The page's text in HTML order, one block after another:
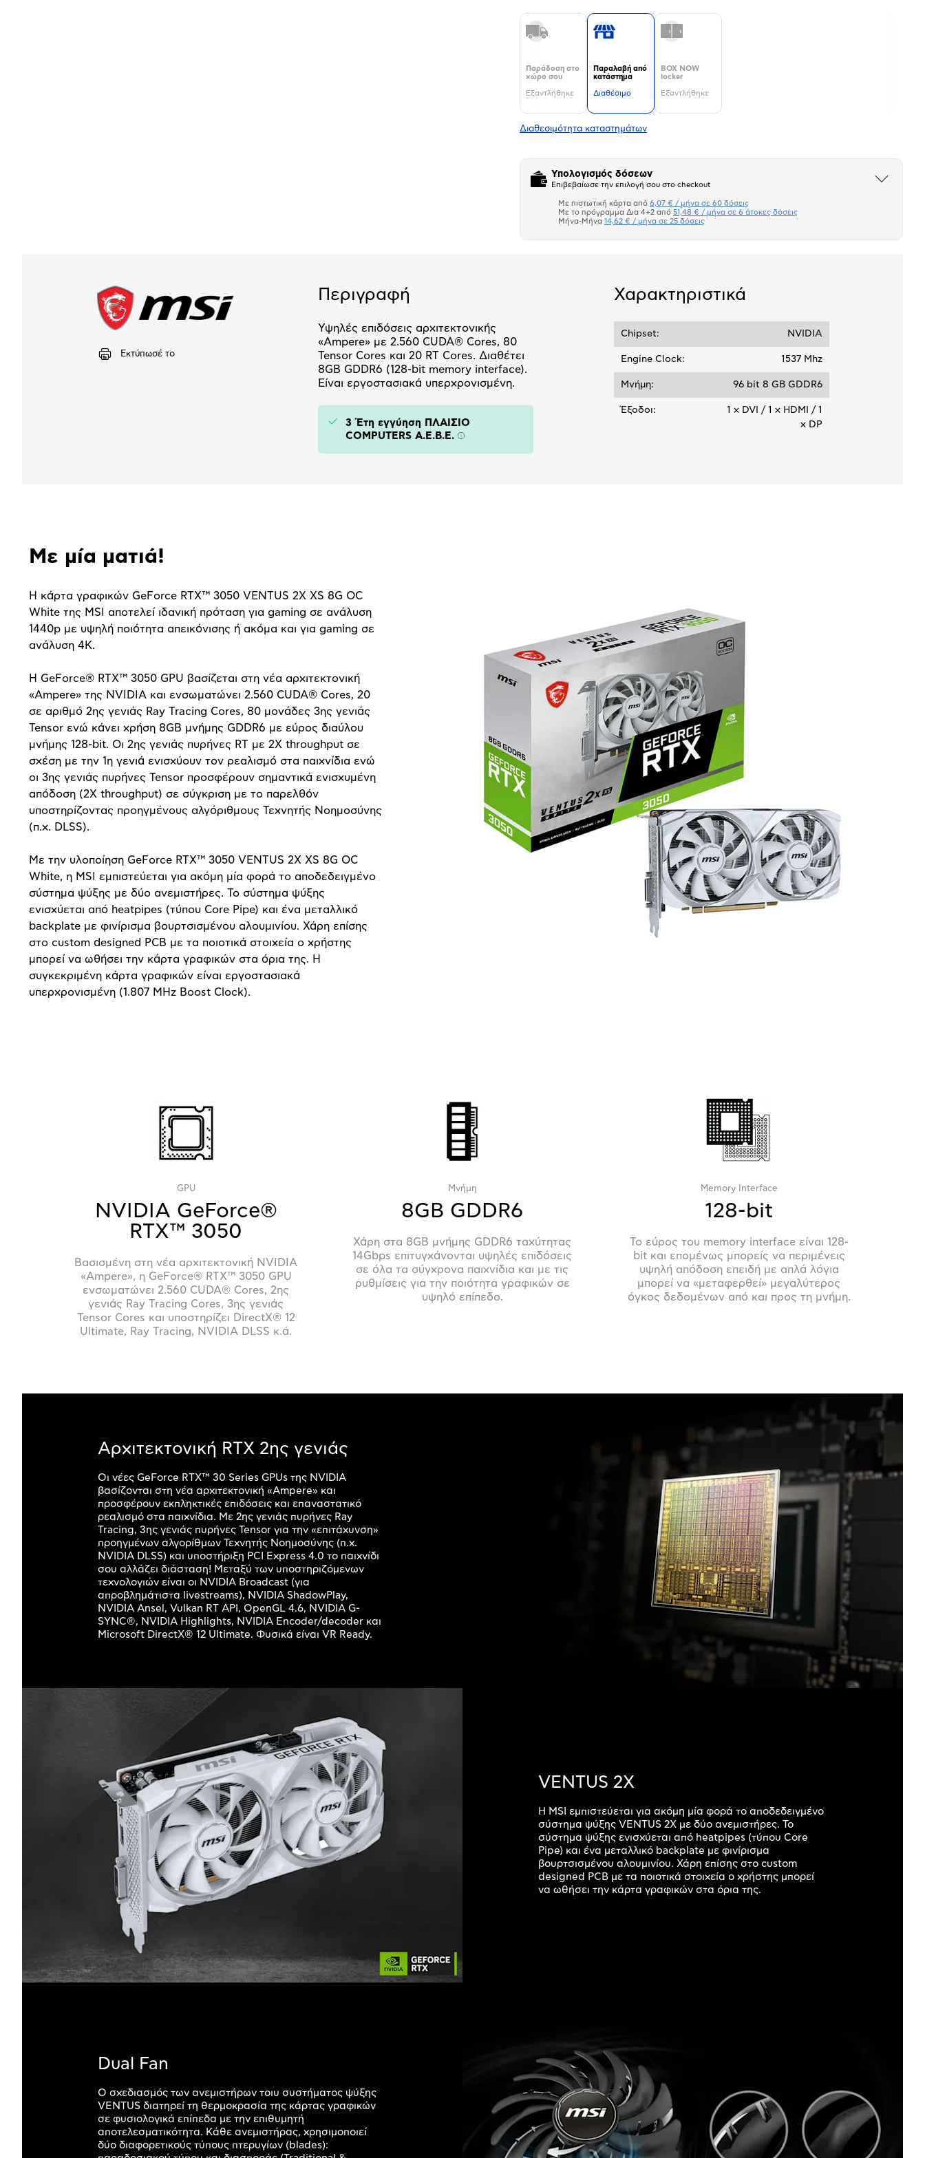
Παράδοση στο
χώρο σου
Εξαντλήθηκε
Παραλαβή από
κατάστημα
Διαθέσιμο
BOX NOW
locker
Εξαντλήθηκε
Διαθεσιμότητα καταστημάτων
Υπολογισμός δόσεων
Επιβεβαίωσε την επιλογή σου στο checkout
Άνοιξε
Πιστωτική κάρτα
Αριθμός δόσεων Ποσό/Μήνα
Με πιστωτική κάρτα από 6,07 € / μήνα σε 60 δόσεις
Με το πρόγραμμα Δια 4+2 από 51,48 € / μήνα σε 6 άτοκες δόσεις
Μήνα-Μήνα 14,62 € / μήνα σε 25 δόσεις
Εκτύπωσέ το
Περιγραφή
Υψηλές επιδόσεις αρχιτεκτονικής
«Ampere» με 2.560 CUDA® Cores, 80
Tensor Cores και 20 RT Cores. Διαθέτει
8GB GDDR6 (128-bit memory interface).
Είναι εργοστασιακά υπερχρονισμένη.
3 Έτη εγγύηση ΠΛΑΙΣΙΟ
COMPUTERS A.E.B.E. Πληροφορίες
Χαρακτηριστικά
Chipset: NVIDIA
Engine Clock: 1537 Mhz
Μνήμη: 96 bit 8 GB GDDR6
Έξοδοι:
1 x DVI / 1 x HDMI / 1
x DP
παρουσίαση
Με μία ματιά!
Η κάρτα γραφικών GeForce RTX™ 3050 VENTUS 2X XS 8G OC
White της MSI αποτελεί ιδανική πρόταση για gaming σε ανάλυση
1440p με υψηλή ποιότητα απεικόνισης ή ακόμα και για gaming σε
ανάλυση 4K.
Η GeForce® RTX™ 3050 GPU βασίζεται στη νέα αρχιτεκτονική
«Ampere» της NVIDIA και ενσωματώνει 2.560 CUDA® Cores, 20
σε αριθμό 2ης γενιάς Ray Tracing Cores, 80 μονάδες 3ης γενιάς
Tensor ενώ κάνει χρήση 8GB μνήμης GDDR6 με εύρος διαύλου
μνήμης 128-bit. Οι 2ης γενιάς πυρήνες RT με 2X throughput σε
σχέση με την 1η γενιά ενισχύουν τον ρεαλισμό στα παιχνίδια ενώ
οι 3ης γενιάς πυρήνες Tensor προσφέρουν σημαντικά ενισχυμένη
απόδοση (2Χ throughput) σε σύγκριση με το παρελθόν
υποστηρίζοντας προηγμένους αλγόριθμους Τεχνητής Νοημοσύνης
(π.χ. DLSS).
Με την υλοποίηση GeForce RTX™ 3050 VENTUS 2X XS 8G OC
White, η MSI εμπιστεύεται για ακόμη μία φορά το αποδεδειγμένο
σύστημα ψύξης με δύο ανεμιστήρες. Το σύστημα ψύξης
ενισχύεται από heatpipes (τύπου Core Pipe) και ένα μεταλλικό
backplate με φινίρισμα βουρτσισμένου αλουμινίου. Χάρη επίσης
στο custom designed PCB με τα ποιοτικά στοιχεία ο χρήστης
μπορεί να ωθήσει την κάρτα γραφικών στα όρια της. Η
συγκεκριμένη κάρτα γραφικών είναι εργοστασιακά
υπερχρονισμένη (1.807 MHz Boost Clock).
GPU
NVIDIA GeForce®
RTX™ 3050
Βασισμένη στη νέα αρχιτεκτονική NVIDIA
«Ampere», η GeForce® RTX™ 3050 GPU
ενσωματώνει 2.560 CUDA® Cores, 2ης
γενιάς Ray Tracing Cores, 3ης γενιάς
Tensor Cores και υποστηρίζει DirectX® 12
Ultimate, Ray Tracing, NVIDIA DLSS κ.ά.
Μνήμη
8GB GDDR6
Χάρη στα 8GB μνήμης GDDR6 ταχύτητας
14Gbps επιτυγχάνονται υψηλές επιδόσεις
σε όλα τα σύγχρονα παιχνίδια και με τις
ρυθμίσεις για την ποιότητα γραφικών σε
υψηλό επίπεδο.
Memory Interface
128-bit
Το εύρος του memory interface είναι 128-
bit και επομένως μπορείς να περιμένεις
υψηλή απόδοση επειδή με απλά λόγια
μπορεί να «μεταφερθεί» μεγαλύτερος
όγκος δεδομένων από και προς τη μνήμη.
Αρχιτεκτονική RTX 2ης γενιάς
Οι νέες GeForce RTX™ 30 Series GPUs της NVIDIA
βασίζονται στη νέα αρχιτεκτονική «Ampere» και
προσφέρουν εκπληκτικές επιδόσεις και επαναστατικό
ρεαλισμό στα παιχνίδια. Με 2ης γενιάς πυρήνες Ray
Tracing, 3ης γενιάς πυρήνες Tensor για την «επιτάχυνση»
προηγμένων αλγορίθμων Τεχνητής Νοημοσύνης (π.χ.
NVIDIA DLSS) και υποστήριξη PCI Express 4.0 το παιχνίδι
σου αλλάζει διάσταση! Μεταξύ των υποστηριζόμενων
τεχνολογιών είναι οι NVIDIA Broadcast (για
απροβλημάτιστα livestreams), NVIDIA ShadowPlay,
NVIDIA Ansel, Vulkan RT API, OpenGL 4.6, NVIDIA G-
SYNC®, NVIDIA Highlights, NVIDIA Encoder/decoder και
Microsoft DirectX® 12 Ultimate. Φυσικά είναι VR Ready.
VENTUS 2X
H MSI εμπιστεύεται για ακόμη μία φορά το αποδεδειγμένο
σύστημα ψύξης VENTUS 2X με δύο ανεμιστήρες. Το
σύστημα ψύξης ενισχύεται από heatpipes (τύπου Core
Pipe) και ένα μεταλλικό backplate με φινίρισμα
βουρτσισμένου αλουμινίου. Χάρη επίσης στο custom
designed PCB με τα ποιοτικά στοιχεία ο χρήστης μπορεί
να ωθήσει την κάρτα γραφικών στα όρια της.
Dual Fan
Ο σχεδιασμός των ανεμιστήρων τοιυ συστήματος ψύξης
VENTUS διατηρεί τη θερμοκρασία της κάρτας γραφικών
σε φυσιολογικά επίπεδα με την επιθυμητή
αποτελεσματικότητα. Κάθε ανεμιστήρας, χρησιμοποιεί
δύο διαφορετικούς τύπους πτερυγίων (blades):